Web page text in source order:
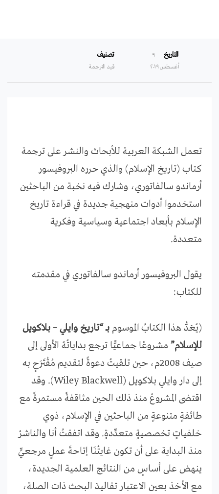
التاريخ
۹
أغسطس ۲۰۱۹
تصنيف
قيد الترجمة
تعمل الشبكة العربية للأبحاث والنشر على ترجمة
كتاب (تاريخ الإسلام) والذي حرره البروفيسور
أرماندو سالفاتوري، وشارك فيه نخبة من الباحثين
استخدموا أدوات منهجية جديدة في قراءة تاريخ
الإسلام بأبعاد اجتماعية وسياسية وفكرية
متعددة.
يقول البروفيسور أرماندو سالفاتوري في مقدمته
للكتاب:
(يُعَدُّ هذا الكتابُ الموسوم بــ “تاريخ وايلي – بلاكويل
للإسلام” مشروعًا جماعيًّا ترجع بداياتُهُ الأولى إلى
صيف 2008م، حين تلقيتُ دعوةً لتقديم مُقْتَرَحٍ به
إلى دار وايلي بلاكويل (Wiley Blackwell). وقد
اقتضى المشروعُ منذ ذلك الحين مثاقفةً مستمرةً مع
طائفةٍ متنوعةٍ من الباحثين في الإسلام، ذوي
خلفياتٍ تخصصيةٍ متعدِّدةٍ. وقد اتفقتُ أنا والناشرُ
منذ البداية على أن تكون غايتُنَا إتاحةَ عملٍ مرجعيٍّ
ينهض على أساسٍ من النتائج العلمية الجديدة،
مع الأخذ بعين الاعتبار تقاليدَ البحث ذات الصلة،